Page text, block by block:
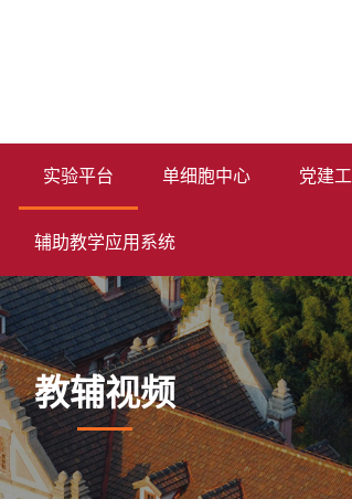
实验平台 单细胞中心 党建
辅助教学应用系统
教辅视频